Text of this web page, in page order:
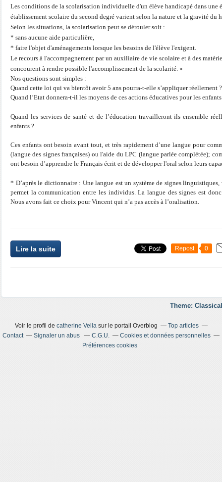
Les conditions de la scolarisation individuelle d'un élève handicapé dans une
établissement scolaire du second degré varient selon la nature et la gravité du
Selon les situations, la scolarisation peut se dérouler soit :
* sans aucune aide particulière,
* faire l'objet d'aménagements lorsque les besoins de l'élève l'exigent.
Le recours à l'accompagnement par un auxiliaire de vie scolaire et à des
concourent à rendre possible l'accomplissement de la scolarité. »
Nos questions sont simples :
Quand cette loi qui va bientôt avoir 5 ans pourra-t-elle s’appliquer réellement ?
Quand l’Etat donnera-t-il les moyens de ces actions éducatives pour les
Quand les services de santé et de l’éducation travailleront ils ensemble
enfants ?
Ces enfants ont besoin avant tout, et très rapidement d’une langue pour
(langue des signes françaises) ou l'aide du LPC (langue parlée complétée);
ont besoin d’apprendre le Français écrit et de développer l'oral selon leurs
* D’après le dictionnaire : Une langue est un système de signes
permet la communication entre les individus. La langue des signes est
Nous avons fait ce choix pour Vincent qui n’a pas accès à l’oralisation.
Lire la suite Repost 0
Theme:
Voir le profil de catherine Vellasur le portail Overblog
Top articles
Contact
Signaler un abus C.G.U.
Cookies et données personnelles
Préférences cookies